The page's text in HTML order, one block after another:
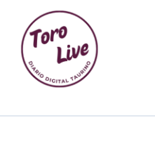
contenido